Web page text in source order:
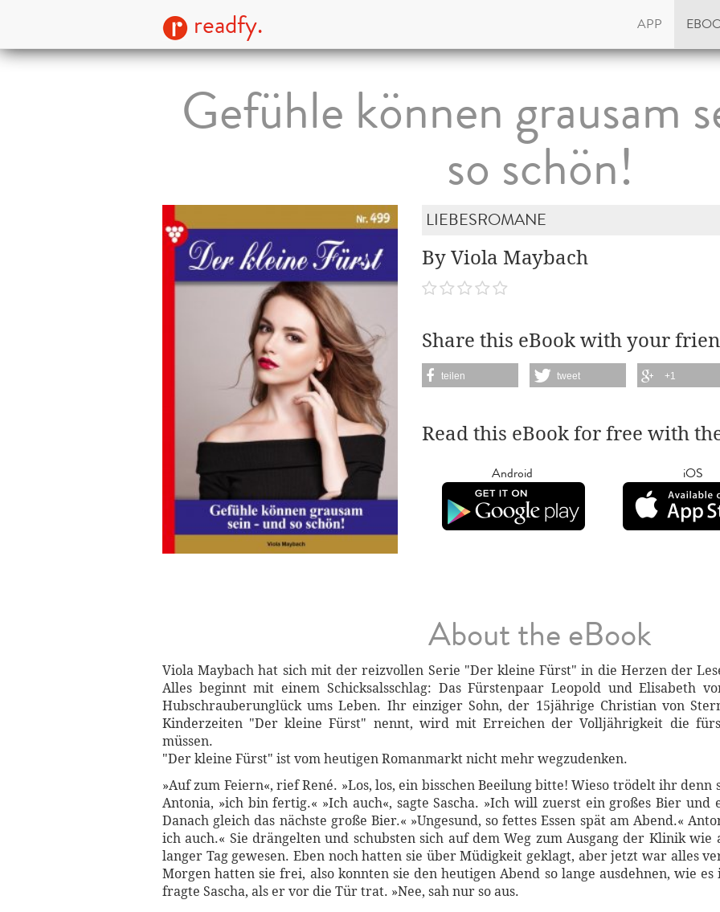
readfy. APP
Gefühle können grausam
so schön!
LIEBESROMANE
By Viola Maybach
Share this eBook with your
teilen tweet +1
Read this eBook for free with
Android iOS
About the eBook
Viola Maybach hat sich mit der reizvollen Serie "Der kleine Fürst" in die Herzen der
Alles beginnt mit einem Schicksalsschlag: Das Fürstenpaar Leopold und Elisabeth
Hubschrauberunglück ums Leben. Ihr einziger Sohn, der 15jährige Christian von
Kinderzeiten "Der kleine Fürst" nennt, wird mit Erreichen der Volljährigkeit die
müssen.
"Der kleine Fürst" ist vom heutigen Romanmarkt nicht mehr wegzudenken.
»Auf zum Feiern«, rief René. »Los, los, ein bisschen Beeilung bitte! Wieso trödelt ihr
Antonia, »ich bin fertig.« »Ich auch«, sagte Sascha. »Ich will zuerst ein großes Bier
Danach gleich das nächste große Bier.« »Ungesund, so fettes Essen spät am Abend.«
ich auch.« Sie drängelten und schubsten sich auf dem Weg zum Ausgang der Klinik wie
langer Tag gewesen. Eben noch hatten sie über Müdigkeit geklagt, aber jetzt war alles
Morgen hatten sie frei, also konnten sie den heutigen Abend so lange ausdehnen, wie es
fragte Sascha, als er vor die Tür trat. »Nee, sah nur so aus.